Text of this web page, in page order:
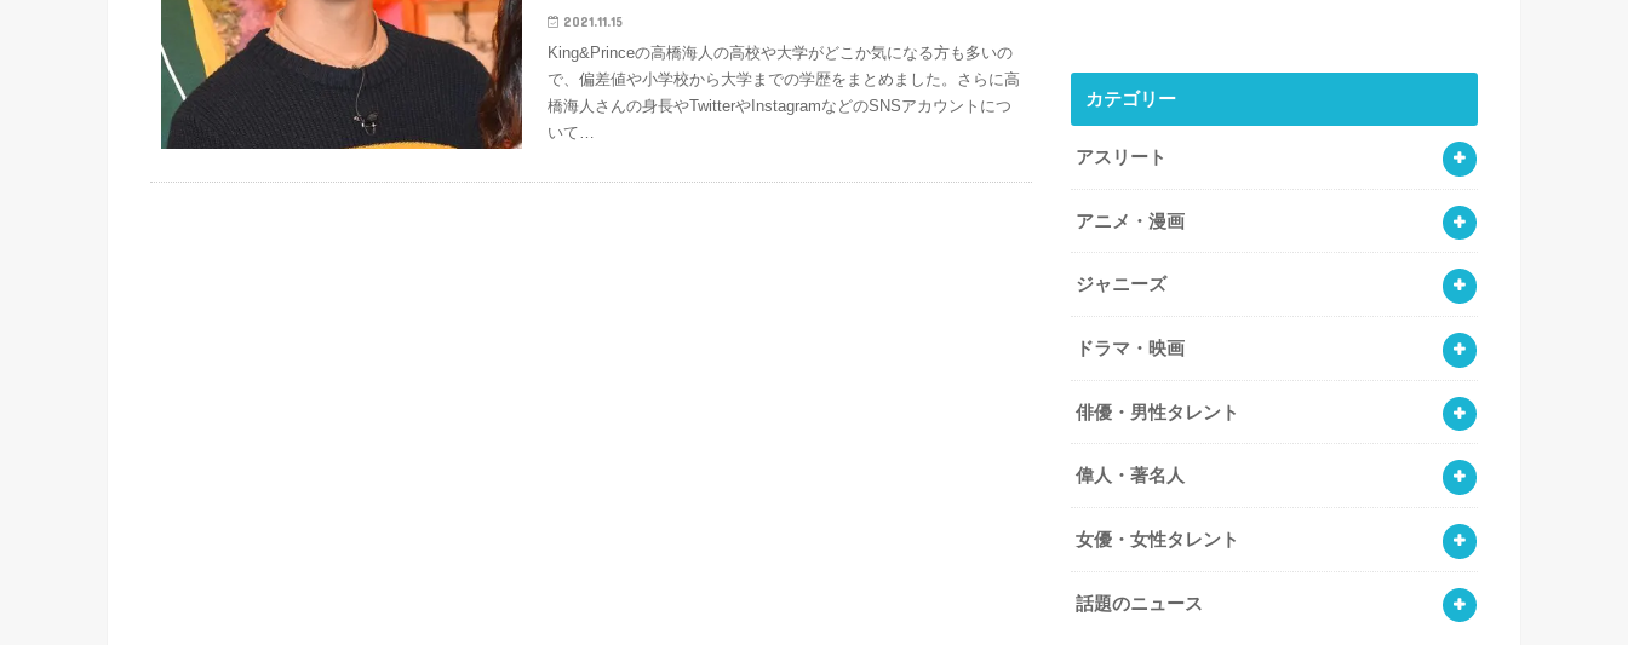
2021.11.15
King&Princeの高橋海人の高校や大学がどこか気になる方も多いの
で、偏差値や小学校から大学までの学歴をまとめました。さらに高
橋海人さんの身長やTwitterやInstagramなどのSNSアカウントにつ
いて…
カテゴリー
アスリート
アニメ・漫画
ジャニーズ
ドラマ・映画
俳優・男性タレント
偉人・著名人
女優・女性タレント
話題のニュース